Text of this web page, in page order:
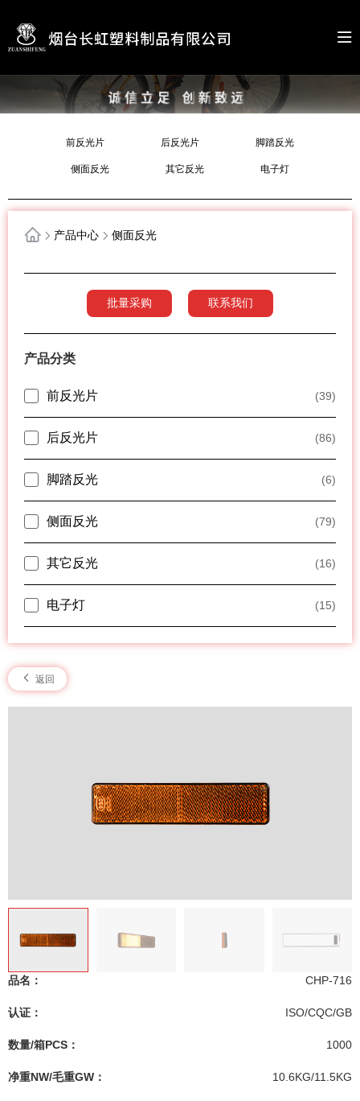
前反光片 后反光片 脚踏反光
侧面反光 其它反光 电子灯
产品中心 侧面反光
批量采购 联系我们
产品分类
前反光片 (39)
后反光片 (86)
脚踏反光 (6)
侧面反光 (79)
其它反光 (16)
电子灯 (15)
返回
品名： CHP-716
认证： ISO/CQC/GB
数量/箱PCS： 1000
净重NW/毛重GW： 10.6KG/11.5KG